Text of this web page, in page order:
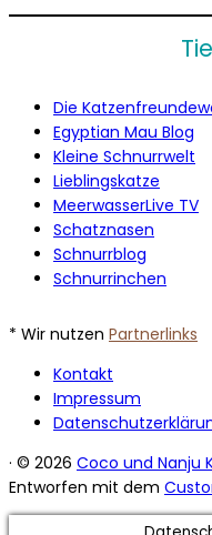
Die
Egyptian Mau Blog
Kleine Schnurrwelt
Lieblingskatze
MeerwasserLive TV
Schatznasen
Schnurrblog
Schnurrinchen
* Wir nutzen Partnerlinks
Kontakt
Impressum
· © 2026 Coco und Nanju
Entworfen mit dem